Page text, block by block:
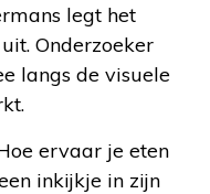
legt het
uit. Onderzoeker
langs de visuele
ervaar je eten
inkijkje in zijn